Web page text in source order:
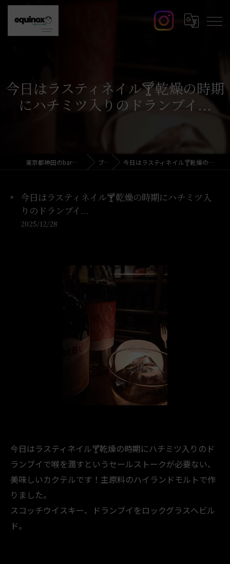
今日はラスティネイル🍸️乾燥の時期
にハチミツ入りのドランブイ...
東京都神田のbarならcafe&bar equinox ブログ 今日はラスティネイル🍸️乾燥の時期にハチミツ入りのドランブイ...
今日はラスティネイル🍸️乾燥の時期にハチミツ入
りのドランブイ...
2025/12/28
今日はラスティネイル🍸️乾燥の時期にハチミツ入りのド
ランブイで喉を潤すというセールストークが必要ない、
美味しいカクテルです！主原料のハイランドモルトで作
りました。
スコッチウイスキー、ドランブイをロックグラスへビル
ド。